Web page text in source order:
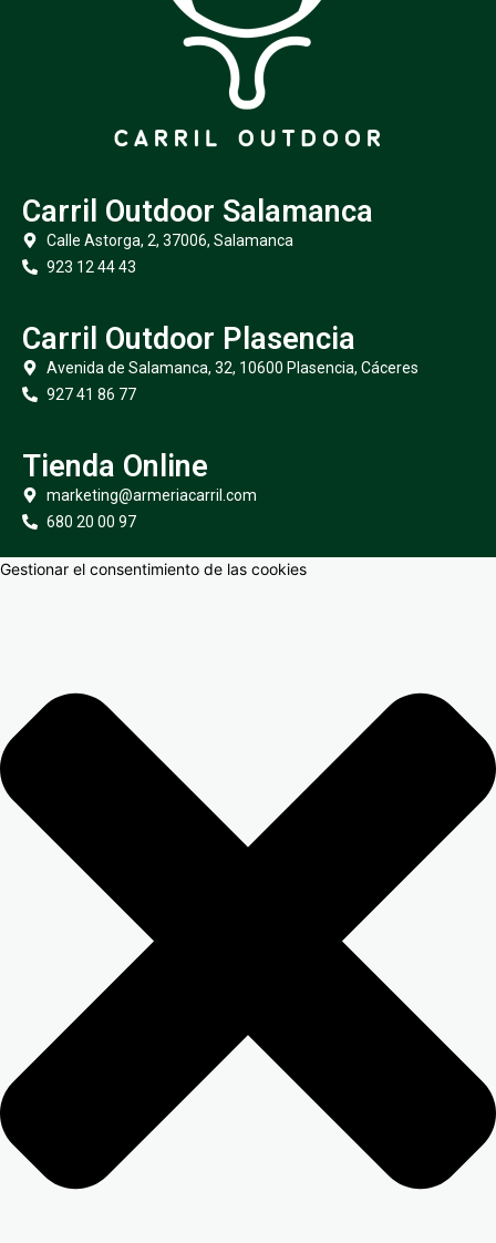
Carril Outdoor Salamanca
Calle Astorga, 2, 37006, Salamanca
923 12 44 43
Carril Outdoor Plasencia
Avenida de Salamanca, 32, 10600 Plasencia, Cáceres
927 41 86 77
Tienda Online
marketing@armeriacarril.com
680 20 00 97
Gestionar el consentimiento de las cookies